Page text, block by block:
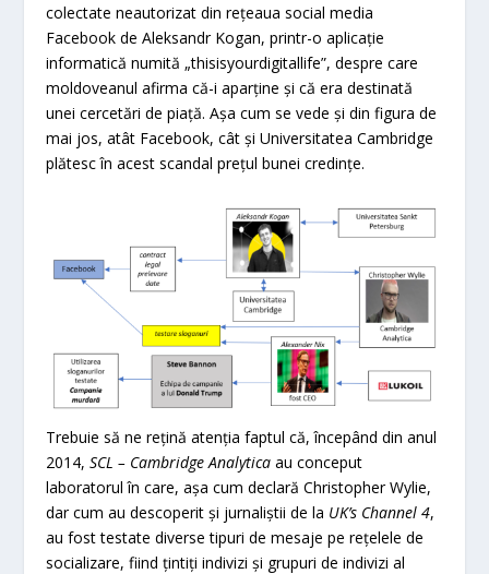
colectate neautorizat din rețeaua social media
Facebook de Aleksandr Kogan, printr-o aplicație
informatică numită „thisisyourdigitallife”, despre care
moldoveanul afirma că-i aparține și că era destinată
unei cercetări de piață. Așa cum se vede și din figura de
mai jos, atât Facebook, cât și Universitatea Cambridge
plătesc în acest scandal prețul bunei credințe.
Trebuie să ne rețină atenția faptul că, începând din anul
2014,SCL – Cambridge Analytica au conceput
laboratorul în care, așa cum declară Christopher Wylie,
dar cum au descoperit și jurnaliștii de la UK’s Channel 4,
au fost testate diverse tipuri de mesaje pe rețelele de
socializare, fiind țintiți indivizi și grupuri de indivizi al